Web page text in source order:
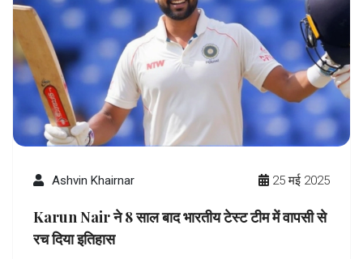
Ashvin Khairnar 25 मई 2025
Karun Nair ने 8 साल बाद भारतीय टेस्ट टीम में वापसी से
रच दिया इतिहास